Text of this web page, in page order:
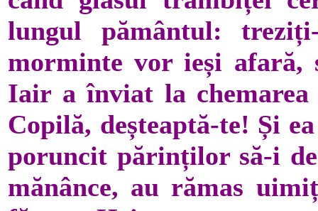
lungul pământul:
morminte vor ieși
Iair a înviat la
Copilă, deșteaptă-te! Și
poruncit părinților să-i
mănânce, au rămas